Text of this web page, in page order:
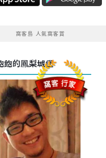
窩客島 人氣窩客賞